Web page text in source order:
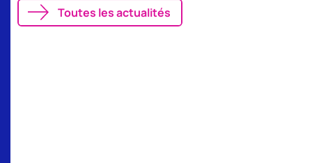
Toutes les actualités